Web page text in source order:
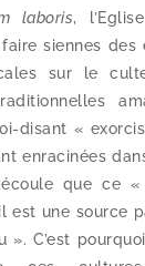
labo­ris,
faire siennes
sur le
​disant «
enra­ci­nées
que ce
est une source
». C’est